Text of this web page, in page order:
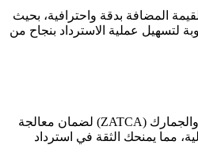
المضافة بدقة واحترافية، بحيث
لتسهيل عملية الاسترداد بنجاح من
نتابع مع هيئة الزكاة والضريبة والجمارك (ZATCA) لضمان معالجة
مما يمنحك الثقة في استرداد